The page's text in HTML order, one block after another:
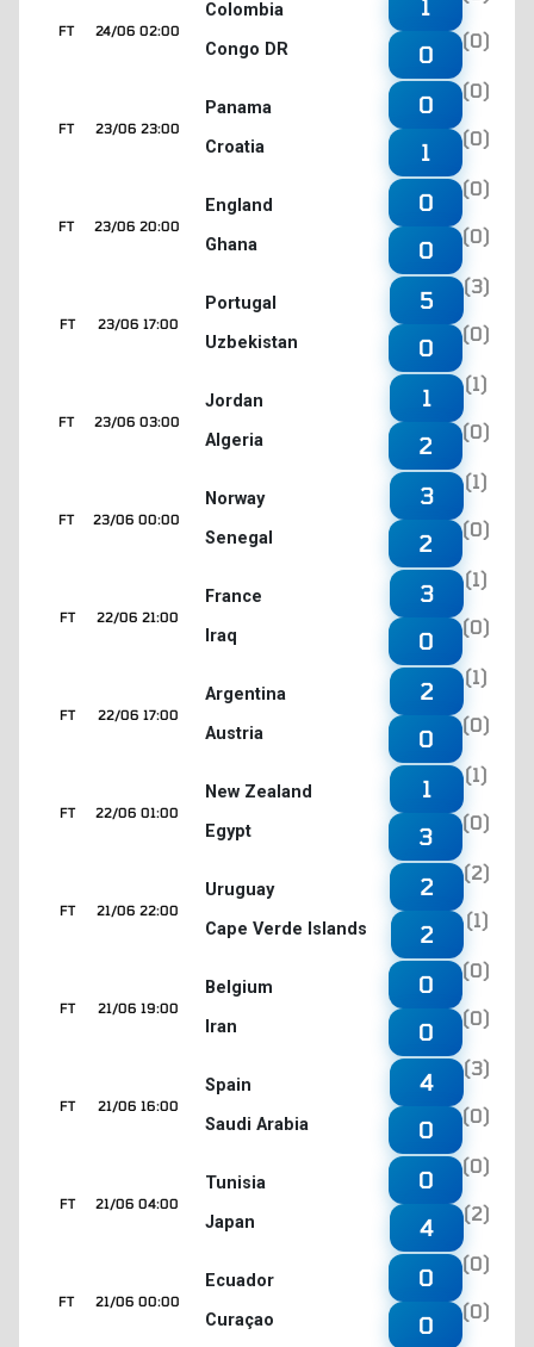
24/06 02:00
FT
Colombia
Congo DR
1
0
(0)
23/06 23:00
FT
Panama
Croatia
0
(0)
1
(0)
23/06 20:00
FT
England
Ghana
0
(0)
0
(0)
23/06 17:00
FT
Portugal
Uzbekistan
5
(3)
0
(0)
23/06 03:00
FT
Jordan
Algeria
1
(1)
2
(0)
23/06 00:00
FT
Norway
Senegal
3
(1)
2
(0)
22/06 21:00
FT
France
Iraq
3
(1)
0
(0)
22/06 17:00
FT
Argentina
Austria
2
(1)
0
(0)
22/06 01:00
FT
New Zealand
Egypt
1
(1)
3
(0)
21/06 22:00
FT
Uruguay
Cape Verde Islands
2
(2)
2
(1)
21/06 19:00
FT
Belgium
Iran
0
(0)
0
(0)
21/06 16:00
FT
Spain
Saudi Arabia
4
(3)
0
(0)
21/06 04:00
FT
Tunisia
Japan
0
(0)
4
(2)
21/06 00:00
FT
Ecuador
Curaçao
0
(0)
0
(0)